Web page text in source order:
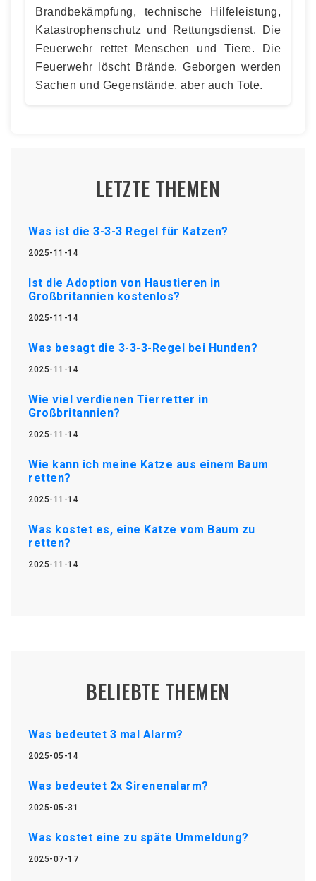
Brandbekämpfung, technische Hilfeleistung,
Katastrophenschutz und Rettungsdienst. Die
Feuerwehr rettet Menschen und Tiere. Die
Feuerwehr löscht Brände. Geborgen werden
Sachen und Gegenstände, aber auch Tote.
LETZTE THEMEN
Was ist die 3-3-3 Regel für Katzen?
2025-11-14
Ist die Adoption von Haustieren in
Großbritannien kostenlos?
2025-11-14
Was besagt die 3-3-3-Regel bei Hunden?
2025-11-14
Wie viel verdienen Tierretter in
Großbritannien?
2025-11-14
Wie kann ich meine Katze aus einem Baum
retten?
2025-11-14
Was kostet es, eine Katze vom Baum zu
retten?
2025-11-14
BELIEBTE THEMEN
Was bedeutet 3 mal Alarm?
2025-05-14
Was bedeutet 2x Sirenenalarm?
2025-05-31
Was kostet eine zu späte Ummeldung?
2025-07-17